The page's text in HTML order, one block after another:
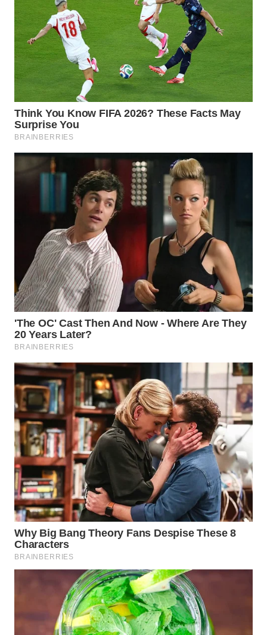
WAHANA
LISTRIK
WAHANA
TRAVEL
WAHANA
TV
WAHANANEWS
ID
WAHANANEWS
CO ID
WAHANANEWS
NET
WAHANA
SPORT
WAHANA
UMKM
WAHANA
SELEB
WAHANA
PERSONA
WAHANA
OTOMOTIF
WAHANA
HEALTH
WAHANA
DESA
WAHANA